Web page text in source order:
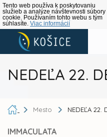
Tento web používa k poskytovaniu
služieb a analýze návštevnosti súbory
cookie. Používaním tohto webu s tým
súhlasíte. Viac informácií
NEDEĽA 22.
Mesto NEDEĽA 22.
IMMACULATA